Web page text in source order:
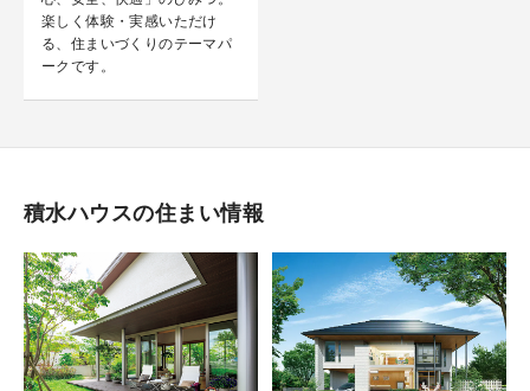
楽しく体験・実感いただけ
る、住まいづくりのテーマパ
ークです。
積水ハウスの住まい情報